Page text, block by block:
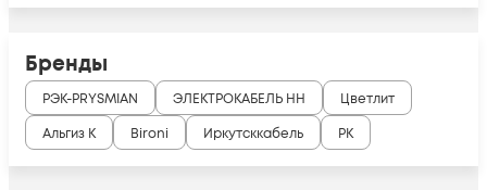
Бренды
РЭК-PRYSMIAN ЭЛЕКТРОКАБЕЛЬ НН
Цветлит
Альгиз К
Bironi Иркутсккабель РК